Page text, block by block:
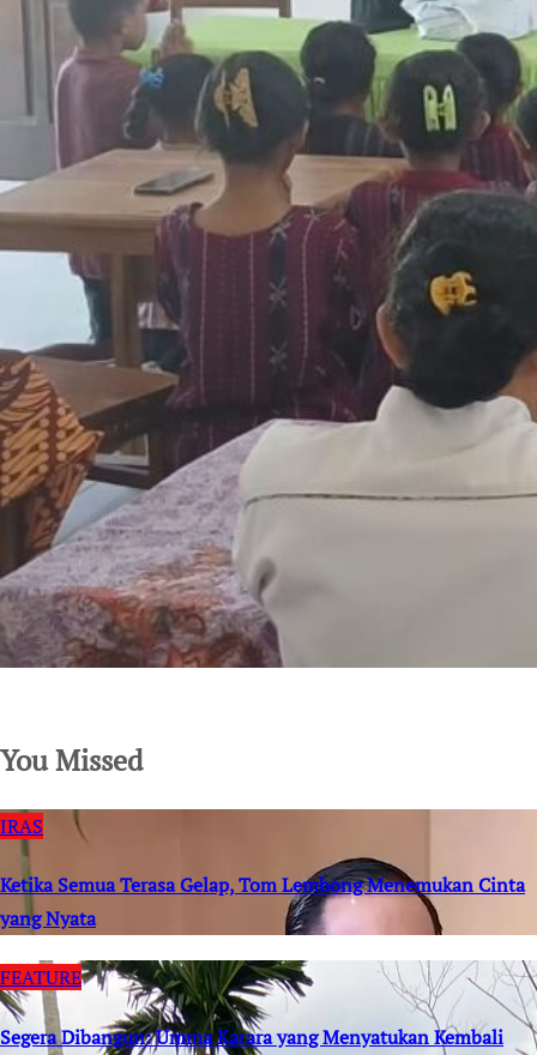
You Missed
IRAS
Ketika Semua Terasa Gelap, Tom Lembong Menemukan Cinta
yang Nyata
FEATURE
Segera Dibangun: Umma Karara yang Menyatukan Kembali